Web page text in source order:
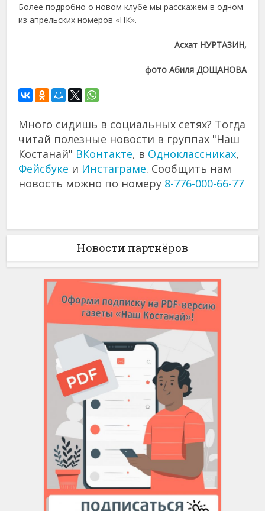
Более подробно о новом клубе мы расскажем в одном
из апрельских номеров «НК».
Асхат НУРТАЗИН,
фото Абиля ДОЩАНОВА
Много сидишь в социальных сетях? Тогда
читай полезные новости в группах "Наш
Костанай" ВКонтакте, в Одноклассниках,
Фейсбуке и Инстаграме. Сообщить нам
новость можно по номеру 8-776-000-66-77
Новости партнёров